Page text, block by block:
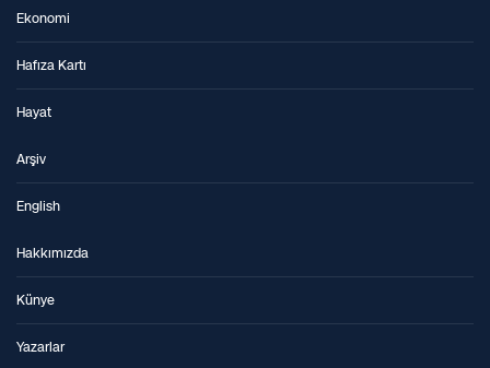
Ekonomi
Hafıza Kartı
Hayat
Arşiv
English
Hakkımızda
Künye
Yazarlar